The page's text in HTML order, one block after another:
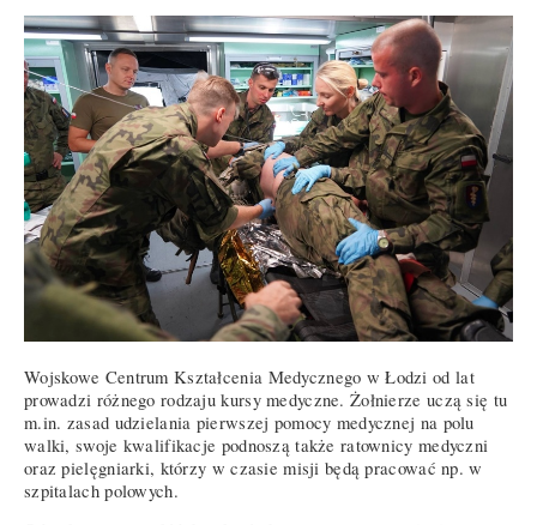
Wojskowe Centrum Kształcenia Medycznego w Łodzi od lat
prowadzi różnego rodzaju kursy medyczne. Żołnierze uczą się tu
m.in. zasad udzielania pierwszej pomocy medycznej na polu
walki, swoje kwalifikacje podnoszą także ratownicy medyczni
oraz pielęgniarki, którzy w czasie misji będą pracować np. w
szpitalach polowych.